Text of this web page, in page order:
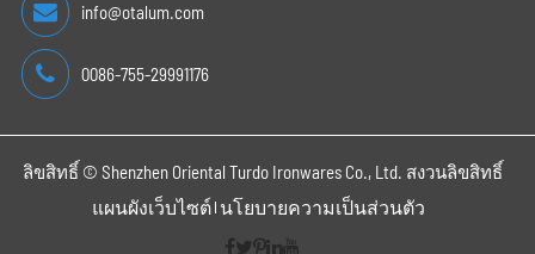
info@otalum.com
0086-755-29991176
ลิขสิทธิ์ © Shenzhen Oriental Turdo Ironwares Co., Ltd. สงวนลิขสิทธิ์
แผนผังเว็บไซต์ นโยบายความเป็นส่วนตัว